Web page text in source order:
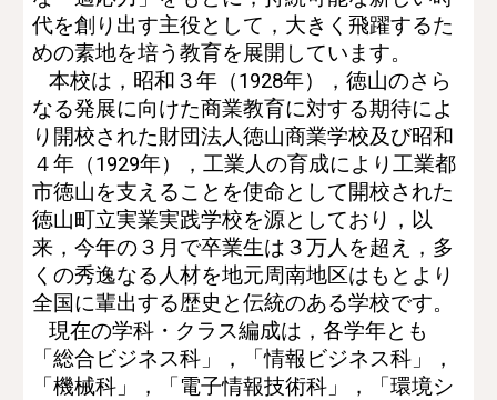
代を創り出す主役として，大きく飛躍するた
めの素地を培う教育を展開しています。
本校は，昭和３年（1928年），徳山のさら
なる発展に向けた商業教育に対する期待によ
り開校された財団法人徳山商業学校及び昭和
４年（1929年），工業人の育成により工業都
市徳山を支えることを使命として開校された
徳山町立実業実践学校を源としており，以
来，今年の３月で卒業生は３万人を超え，多
くの秀逸なる人材を地元周南地区はもとより
全国に輩出する歴史と伝統のある学校です。
現在の学科・クラス編成は，各学年とも
「総合ビジネス科」，「情報ビジネス科」，
「機械科」，「電子情報技術科」，「環境シ